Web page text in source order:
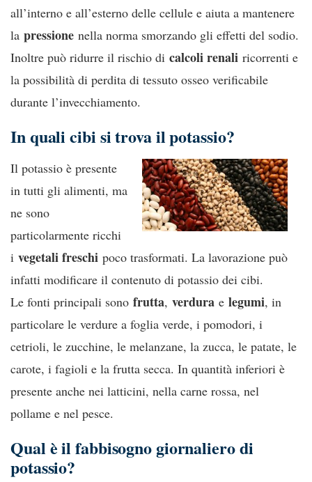
all’interno e all’esterno delle cellule e aiuta a mantenere
la pressione nella norma smorzando gli effetti del sodio.
Inoltre può ridurre il rischio di calcoli renali ricorrenti e
la possibilità di perdita di tessuto osseo verificabile
durante l’invecchiamento.
In quali cibi si trova il potassio?
Il potassio è presente
in tutti gli alimenti, ma
ne sono
particolarmente ricchi
i vegetali freschi poco trasformati. La lavorazione può
infatti modificare il contenuto di potassio dei cibi.
Le fonti principali sono frutta, verdura e legumi, in
particolare le verdure a foglia verde, i pomodori, i
cetrioli, le zucchine, le melanzane, la zucca, le patate, le
carote, i fagioli e la frutta secca. In quantità inferiori è
presente anche nei latticini, nella carne rossa, nel
pollame e nel pesce.
Qual è il fabbisogno giornaliero di
potassio?